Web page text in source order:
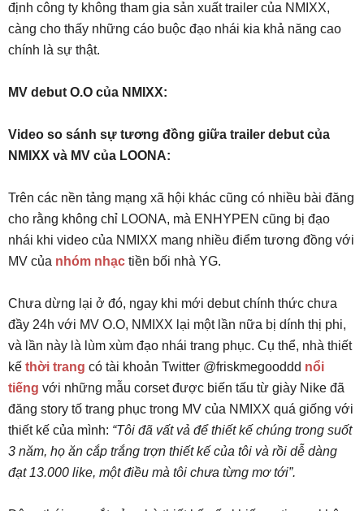
định công ty không tham gia sản xuất trailer của NMIXX,
càng cho thấy những cáo buộc đạo nhái kia khả năng cao
chính là sự thật.
MV debut O.O của NMIXX:
Video so sánh sự tương đồng giữa trailer debut của
NMIXX và MV của LOONA:
Trên các nền tảng mạng xã hội khác cũng có nhiều bài đăng
cho rằng không chỉ LOONA, mà ENHYPEN cũng bị đạo
nhái khi video của NMIXX mang nhiều điểm tương đồng với
MV của nhóm nhạc tiền bối nhà YG.
Chưa dừng lại ở đó, ngay khi mới debut chính thức chưa
đầy 24h với MV O.O, NMIXX lại một lần nữa bị dính thị phi,
và lần này là lùm xùm đạo nhái trang phục. Cụ thể, nhà thiết
kế thời trang có tài khoản Twitter @friskmegooddd nổi
tiếng với những mẫu corset được biến tấu từ giày Nike đã
đăng story tố trang phục trong MV của NMIXX quá giống với
thiết kế của mình: “Tôi đã vất vả để thiết kế chúng trong suốt
3 năm, họ ăn cắp trắng trợn thiết kế của tôi và rồi dễ dàng
đạt 13.000 like, một điều mà tôi chưa từng mơ tới”.